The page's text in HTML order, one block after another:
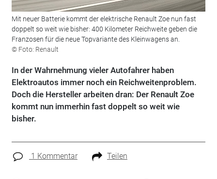
Mit neuer Batterie kommt der elektrische Renault Zoe nun fast
doppelt so weit wie bisher: 400 Kilometer Reichweite geben die
Franzosen für die neue Topvariante des Kleinwagens an.
© Foto: Renault
In der Wahrnehmung vieler Autofahrer haben
Elektroautos immer noch ein Reichweitenproblem.
Doch die Hersteller arbeiten dran: Der Renault Zoe
kommt nun immerhin fast doppelt so weit wie
bisher.
1 Kommentar Teilen